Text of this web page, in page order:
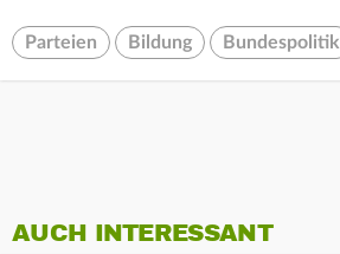
Parteien Bildung Bundespolitik
AUCH INTERESSANT